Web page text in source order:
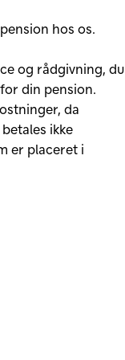
hos os.​
og rådgivning, du
din pension.​
da
ikke
er placeret i